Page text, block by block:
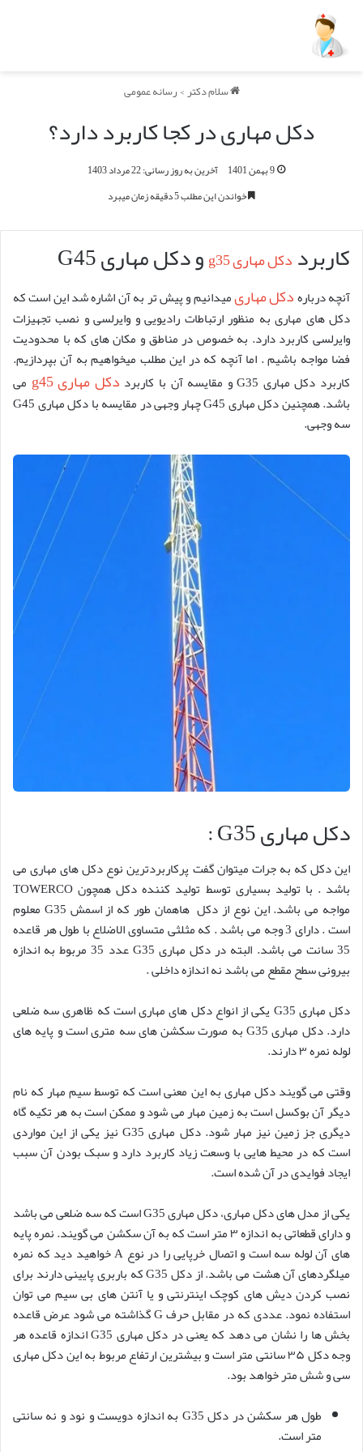
سلام دکتر>رسانه عمومی
دکل مهاری در کجا کاربرد دارد؟
9 بهمن 1401
آخرین به روز رسانی: 22 مرداد 1403
خواندن این مطلب 5 دقیقه زمان میبرد
کاربرد دکل مهاری g35 و دکل مهاری G45
آنچه دربارهدکل‌ مهاریمیدانیم و پیش تر به آن اشاره شد این است که
دکل های مهاری به منظور ارتباطات رادیویی و وایرلسی و نصب تجهیزات
وایرلسی کاربرد دارد. به خصوص در مناطق و مکان های که با محدودیت
فضا مواجه باشیم . اما آنچه که در این مطلب میخواهیم به آن بپردازیم.
کاربرد دکل مهاری G35 و مقایسه آن با کاربرد
دکل مهاری g45
می
باشد. همچنین دکل مهاری G45 چهار وجهی در مقایسه با دکل مهاری G45
سه وجهی.
دکل مهاری G35 :
این دکل که به جرات میتوان گفت پرکاربردترین نوع دکل های مهاری می
باشد . با تولید بسیاری توسط تولید کننده دکل همچون TOWERCO
مواجه می باشد. این نوع از دکل هاهمان طور که از اسمش G35 معلوم
است . دارای 3 وجه می باشد . که مثلثی متساوی الاضلاع با طول هر قاعده
35 سانت می باشد. البته در دکل مهاری G35 عدد 35 مربوط به اندازه
بیرونی سطح مقطع می باشد نه اندازه داخلی .
دکل مهاری G35 یکی از انواع دکل های مهاری است که ظاهری سه ضلعی
دارد. دکل مهاری G35 به صورت سکشن های سه متری است و پایه های
لوله نمره ۳ دارند.
وقتی می گویند دکل مهاری به این معنی است که توسط سیم مهار که نام
دیگر آن بوکسل است به زمین مهار می شود و ممکن است به هر تکیه گاه
دیگری جز زمین نیز مهار شود. دکل مهاری G35 نیز یکی از این مواردی
است که در محیط هایی با وسعت زیاد کاربرد دارد و سبک بودن آن سبب
ایجاد فوایدی در آن شده است.
یکی از مدل های دکل مهاری، دکل مهاری G35 است که سه ضلعی می باشد
و دارای قطعاتی به اندازه ۳ متر است که به آن سکشن می گویند. نمره پایه
های آن لوله سه است و اتصال خرپایی را در نوع A خواهید دید که نمره
میلگردهای آن هشت می باشد. از دکل G35 که باربری پایینی دارند برای
نصب کردن دیش های کوچک اینترنتی و یا آنتن های بی سیم می توان
استفاده نمود. عددی که در مقابل حرف G گذاشته می شود عرض قاعده
بخش ها را نشان می دهد که یعنی در دکل مهاری G35 اندازه قاعده هر
وجه دکل ۳۵ سانتی متر است و بیشترین ارتفاع مربوط به این دکل مهاری
سی و شش متر خواهد بود.
طول هر سکشن در دکل G35 به اندازه دویست و نود و نه سانتی
متر است.